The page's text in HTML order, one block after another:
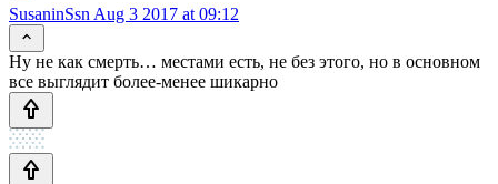
SusaninSsn Aug 3 2017 at 09:12
Ну не как смерть… местами есть, не без этого, но в основном
все выглядит более-менее шикарно